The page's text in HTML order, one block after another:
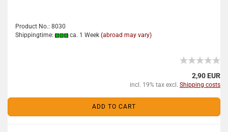
Product No.: 8030
Shippingtime:
ca. 1 Week (abroad may vary)
2,90 EUR
incl. 19% tax excl. Shipping costs
ADD TO CART